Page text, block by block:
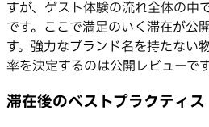
すが、ゲスト体験の流れ全体の中
です。ここで満足のいく滞在が公
す。強力なブランド名を持たない
率を決定するのは公開レビューです
滞在後のベストプラクティス